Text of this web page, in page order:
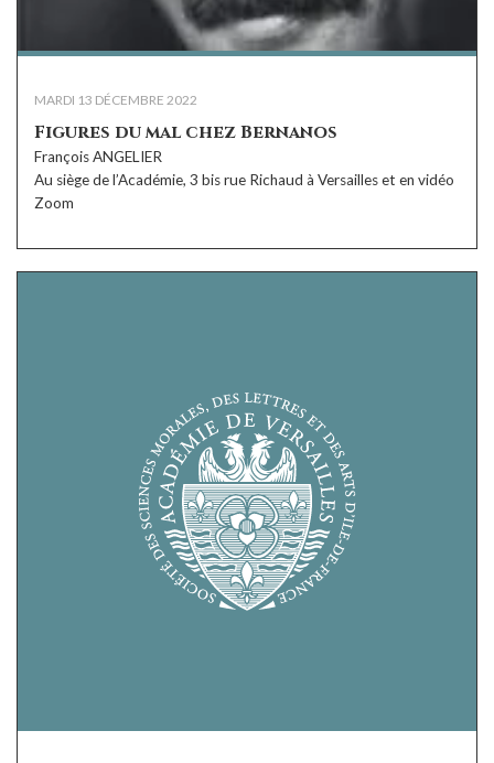
MARDI 13 DÉCEMBRE 2022
Figures du mal chez Bernanos
François ANGELIER
Au siège de l’Académie, 3 bis rue Richaud à Versailles et en vidéo
Zoom